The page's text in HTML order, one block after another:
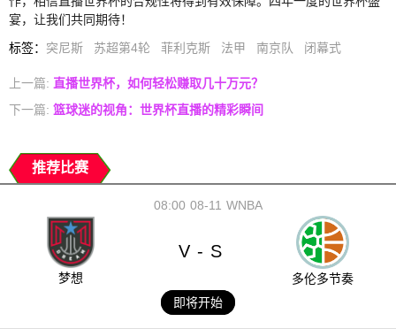
宴，让我们共同期待！
标签： 突尼斯 苏超第4轮 菲利克斯 法甲 南京队 闭幕式
上一篇: 直播世界杯，如何轻松赚取几十万元？
下一篇: 篮球迷的视角：世界杯直播的精彩瞬间
推荐比赛
08-11
08:00 WNBA
梦想
V - S
多伦多节奏
即将开始